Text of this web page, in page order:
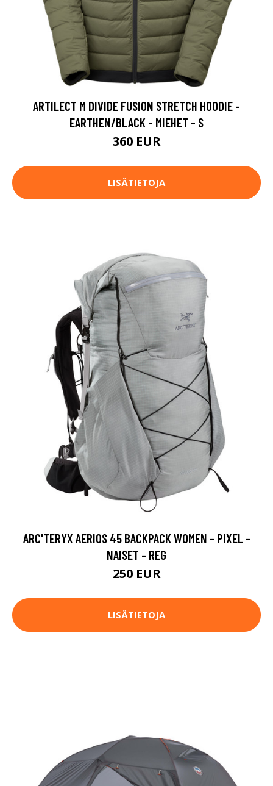
ARTILECT M DIVIDE FUSION STRETCH HOODIE -
EARTHEN/BLACK - MIEHET - S
360 EUR
LISÄTIETOJA
ARC'TERYX AERIOS 45 BACKPACK WOMEN - PIXEL -
NAISET - REG
250 EUR
LISÄTIETOJA